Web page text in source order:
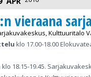
vieraana
Kulttuuritalo
klo 17.00-18.00
klo 18.15-19.45.